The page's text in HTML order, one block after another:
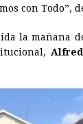
con Todo”,
la mañana